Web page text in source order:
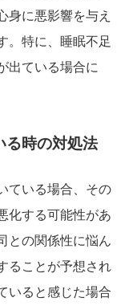
身に悪影響を与え
。特に、睡眠不足
出ている場合に
る時の対処法
ている場合、その
化する可能性があ
との関係性に悩ん
ることが予想され
いると感じた場合